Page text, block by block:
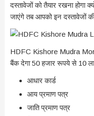
दस्तावेजों को तैयार रखना
जाएंगे तब आपको इन दस्तावेजों
HDFC Kishore Mudra
बैंक देगा 50 हजार रूपये से 10
आधार कार्ड
आय प्रमाण पत्र
जाति प्रमाण पत्र